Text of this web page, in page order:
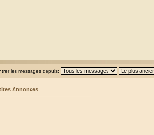
les messages depuis:
Annonces